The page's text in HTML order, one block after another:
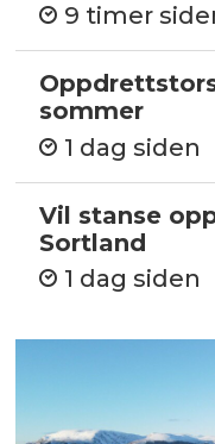
9 timer
sommer
1 dag siden
Vil stanse
Sortland
1 dag siden